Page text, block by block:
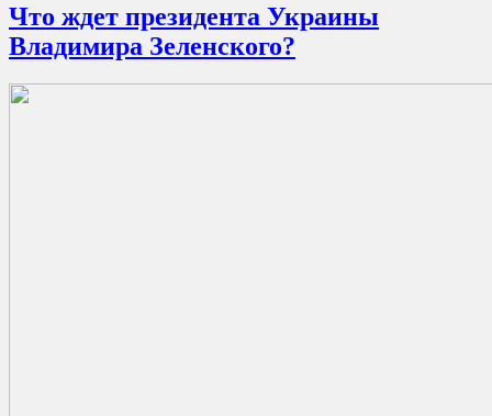
Что ждет президента Украины
Владимира Зеленского?